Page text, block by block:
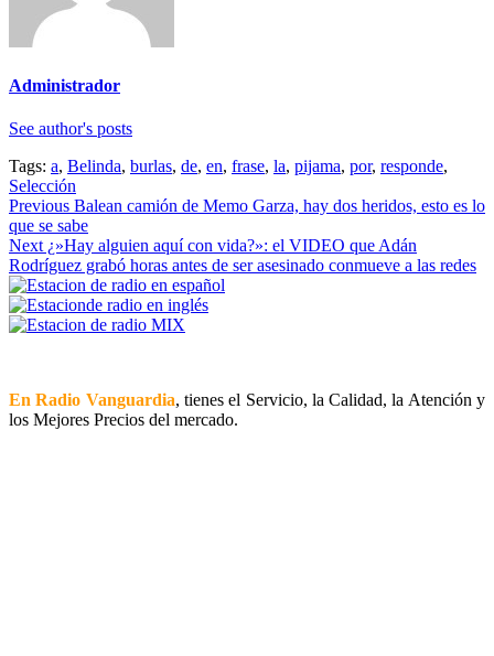
Administrador
See author's posts
Tags: a, Belinda, burlas, de, en, frase, la, pijama, por, responde,
Selección
Continue
Reading
Previous Balean camión de Memo Garza, hay dos heridos, esto es lo
que se sabe
Next ¿»Hay alguien aquí con vida?»: el VIDEO que Adán
Rodríguez grabó horas antes de ser asesinado conmueve a las redes
En Radio Vanguardia, tienes el Servicio, la Calidad, la Atención y
los Mejores Precios del mercado.